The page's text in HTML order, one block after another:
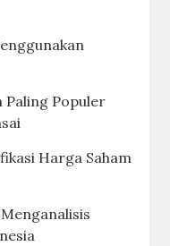
Paling Populer
Harga Saham